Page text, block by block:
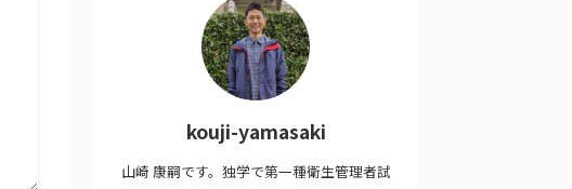
kouji-yamasaki
山崎 康嗣です。独学で第一種衛生管理者試